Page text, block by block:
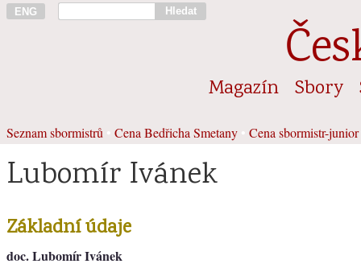
ENG Hledat
Magazín Sbory
Seznam sbormistrů Cena Bedřicha Smetany Cena sbormistr-junior
Lubomír Ivánek
Základní údaje
doc. Lubomír Ivánek